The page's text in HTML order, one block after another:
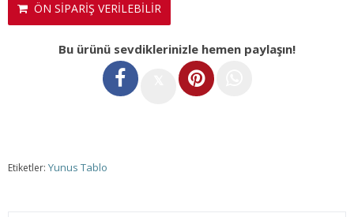
ÖN SİPARİŞ VERİLEBİLİR
Bu ürünü sevdiklerinizle hemen paylaşın!
Etiketler: Yunus Tablo